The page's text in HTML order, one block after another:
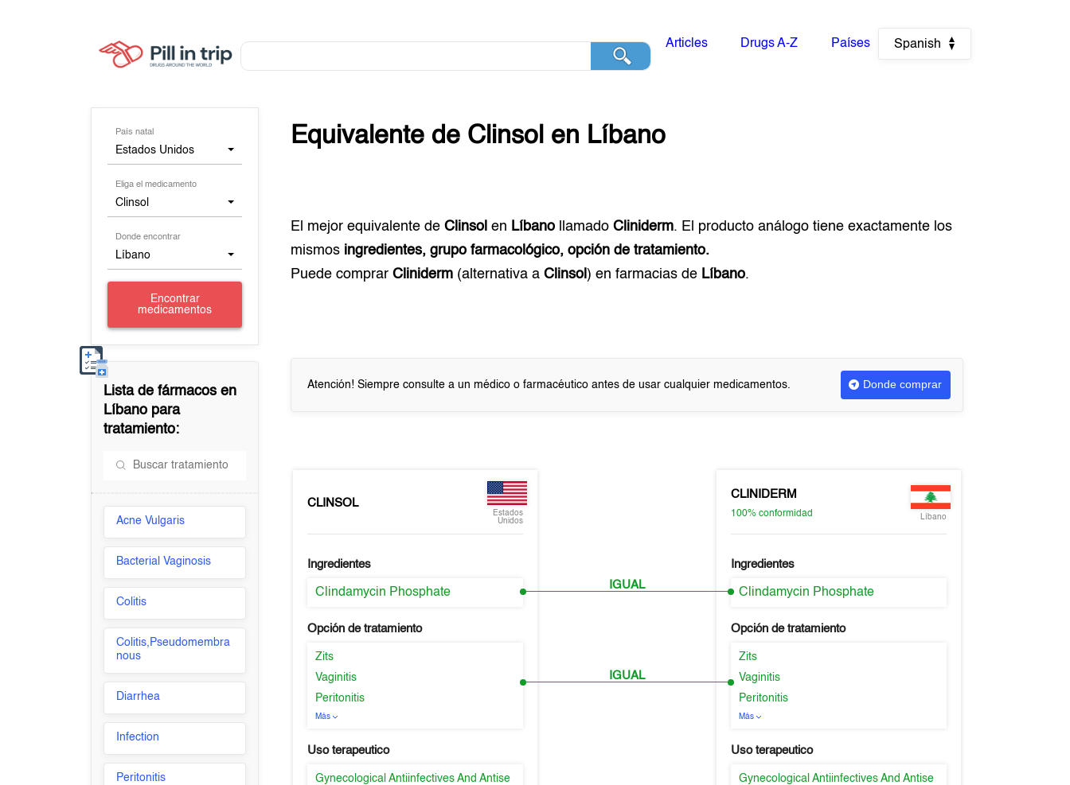
Articles Drugs A-Z Países Spanish
País natal
Estados Unidos
Eliga el medicamento
Clinsol
Donde encontrar
Líbano
Encontrar
medicamentos
Lista de fármacos en
Líbano para
tratamiento:
Acne Vulgaris
Bacterial Vaginosis
Colitis
Colitis,Pseudomembra
nous
Diarrhea
Infection
Peritonitis
Equivalente de Clinsol en Líbano
El mejor equivalente deClinsol en Líbano llamadoCliniderm. El producto análogo tiene exactamente los
mismos ingredientes, grupo farmacológico, opción de tratamiento.
Puede comprarCliniderm (alternativa aClinsol ) en farmacias de Líbano.
Atención! Siempre consulte a un médico o farmacéutico antes de usar cualquier medicamentos. Donde comprar
CLINSOL
Estados
Unidos
Ingredientes
Clindamycin Phosphate
Opción de tratamiento
Zits
Vaginitis
Peritonitis
Más
Uso terapeutico
Gynecological Antiinfectives And Antise
IGUAL
IGUAL
CLINIDERM
100% conformidad Líbano
Ingredientes
Clindamycin Phosphate
Opción de tratamiento
Zits
Vaginitis
Peritonitis
Más
Uso terapeutico
Gynecological Antiinfectives And Antise